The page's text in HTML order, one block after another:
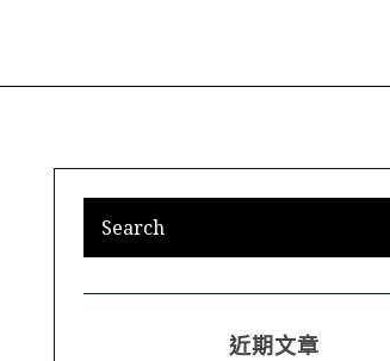
近期文章